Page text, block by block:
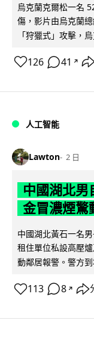
烏克蘭克爾松一名
傷，影片由烏克蘭
「狩獵式」攻擊，
126 41 ↗
人工智能
Lawton 2 日
中國湖北男
金冒濃煙驚
中國湖北黃石一名
租住單位私設高壓
動鄰居報警。警方
113 8 ↗